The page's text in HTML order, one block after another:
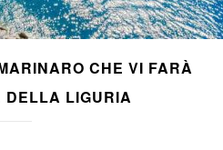
CHE VI FARÀ
DELLA LIGURIA